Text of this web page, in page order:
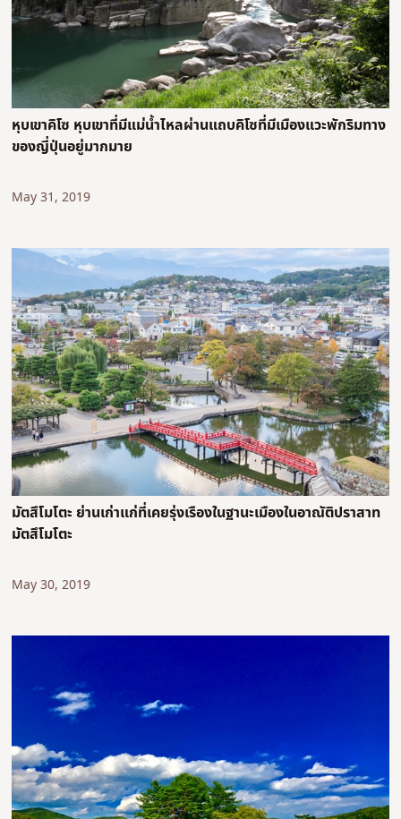
หุบเขาคิโซ หุบเขาที่มีแม่น้ำไหลผ่านแถบคิโซที่มีเมืองแวะพักริมทาง
ของญี่ปุ่นอยู่มากมาย
May 31, 2019
มัตสึโมโตะ ย่านเก่าแก่ที่เคยรุ่งเรืองในฐานะเมืองในอาณัติปราสาท
มัตสึโมโตะ
May 30, 2019